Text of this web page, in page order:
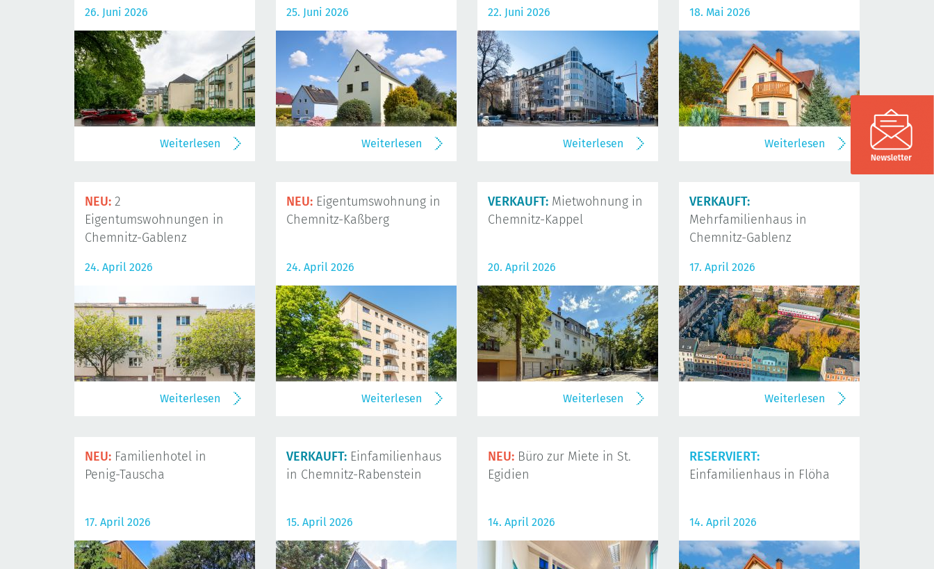
26. Juni 2026
Weiterlesen
25. Juni 2026
Weiterlesen
22. Juni 2026
Weiterlesen
18. Mai 2026
Weiterlesen
NEU: 2
Eigentumswohnungen in
Chemnitz-Gablenz
24. April 2026
Weiterlesen
NEU: Eigentumswohnung in
Chemnitz-Kaßberg
24. April 2026
Weiterlesen
VERKAUFT: Mietwohnung in
Chemnitz-Kappel
20. April 2026
Weiterlesen
VERKAUFT:
Mehrfamilienhaus in
Chemnitz-Gablenz
17. April 2026
Weiterlesen
NEU: Familienhotel in
Penig-Tauscha
17. April 2026
VERKAUFT: Einfamilienhaus
in Chemnitz-Rabenstein
15. April 2026
NEU: Büro zur Miete in St.
Egidien
14. April 2026
RESERVIERT:
Einfamilienhaus in Flöha
14. April 2026